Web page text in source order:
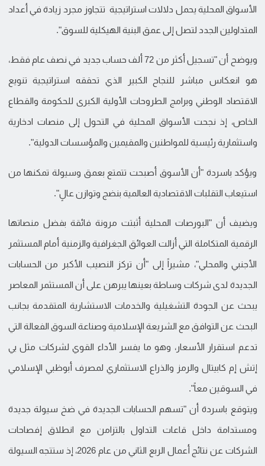
الأسواق المحلية يحمل دلالات استراتيجية تتجاوز مجرد زيادة في أعداد
المتداولين الجدد لتصل إلى عمق البنية الهيكلية للسوق".
ويوضح أن "تسجيل أكثر من 72 ألف حساب جديد في نصف عام فقط،
هو انعكاس مباشر للنجاح الكبير الذي تحققه استراتيجية تنويع
الاقتصاد الوطني وبرامج الطروحات الأولية الكبرى للحكومة والقطاع
الخاص، إذ نجحت الأسواق المحلية في التحول إلى منصات ادخارية
واستثمارية رئيسية للمواطنين والمقيمين والمؤسسات الدولية".
ويؤكد باسردة "أن الأسوق أصبحت تتمتع بعمق وسيولة تمكنها من
استيعاب التقلبات الاقتصادية العالمية بنضج وتوازن عالٍ".
ويضيف أن "البورصات المحلية أثبتت مرونة فائقة بفضل منصاتها
الرقمية المتكاملة التي أزالت العوائق الجغرافية والزمنية أمام المستثمر
الأجنبي والمحلي"، مشيراً إلى "أن تركز النصيب الأكبر من الحسابات
الجديدة لدى شركات وساطة بعينها يبرهن على أن المستثمر المعاصر
يبحث عن الجودة التشغيلية والخدمات الاستشارية المتقدمة بجانب
البحث عن التوافق مع الشريعة الإسلامية وصناعة السوق الفعالة التي
تدعم استقرار الأسعار، وهو ما يفسر الأداء القوي لشركات مثل بي
إتش إم كابيتال والرمز والذراع الاستثماري لمصرف أبوظبي الإسلامي
في السوقين معاً".
ويتوقع باسردة أن "تسهم الحسابات الجديدة في ضخ سيولة جديدة
ومستدامة داخل قاعات التداول بالتزامن مع انطلاق إفصاحات
الشركات عن نتائج أعمال الربع الثاني من عام 2026، إذ ستتجه السيولة